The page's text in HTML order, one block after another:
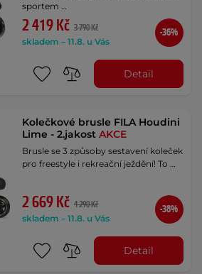
sportem …
2 419 Kč 3 790 Kč
skladem – 11.8. u Vás
-36%
Detail
Kolečkové brusle FILA Houdini
Lime - 2.jakostAKCE
Brusle se 3 způsoby sestavení koleček
pro freestyle i rekreační ježdění! To …
2 669 Kč 4 290 Kč
skladem – 11.8. u Vás
-38%
Detail